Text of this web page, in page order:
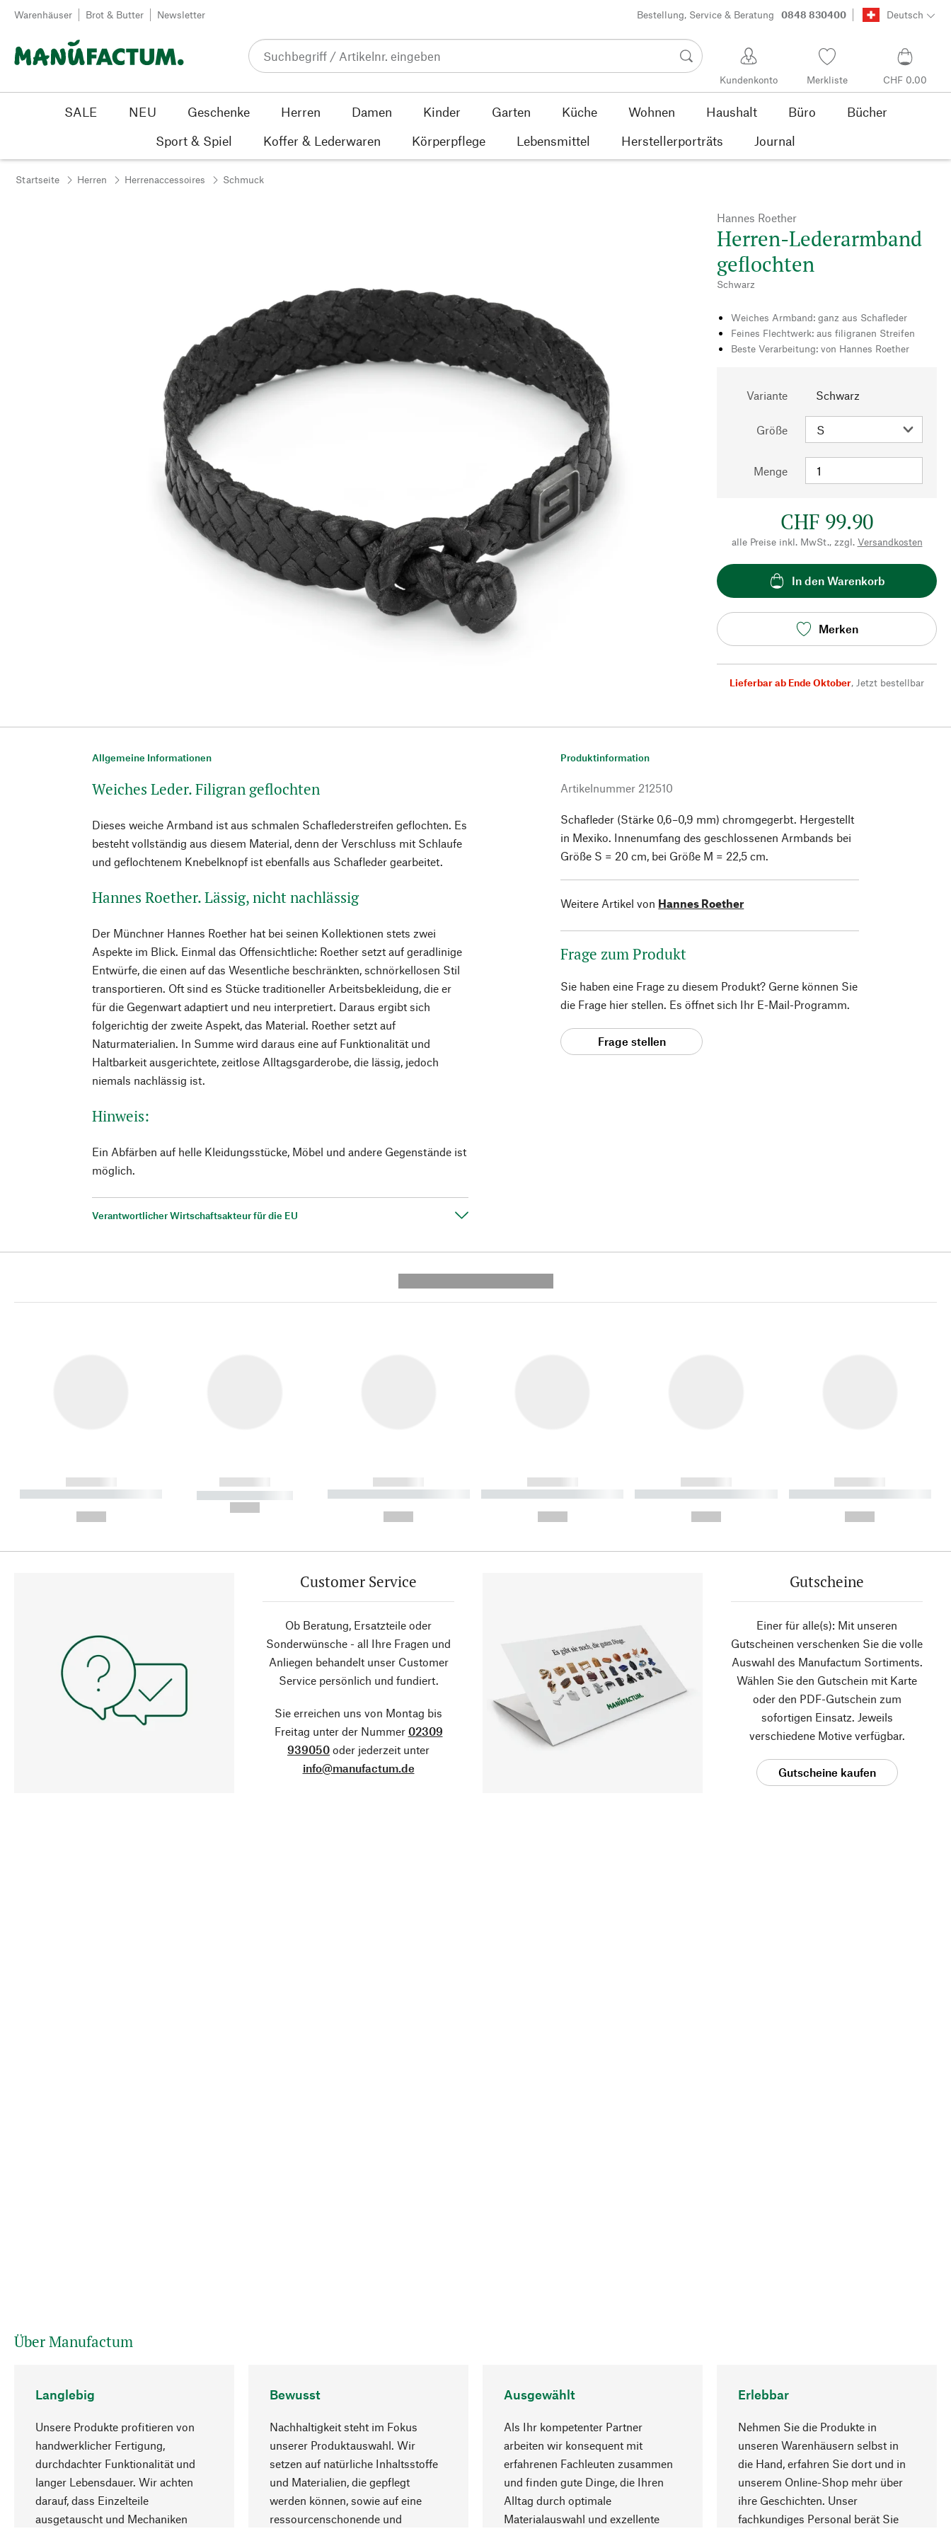
Zum Inhalt springen
Warenhäuser Brot & Butter Newsletter Bestellung, Service & Beratung 0848 830400 Deutsch
Kundenkonto Merkliste CHF 0.00
SALE NEU Geschenke Herren Damen Kinder Garten Küche Wohnen Haushalt Büro
Bücher
Sport & Spiel
Koffer & Lederwaren Körperpflege Lebensmittel Herstellerporträts Journal
Startseite Herren Herrenaccessoires Schmuck
Hannes Roether
Herren-Lederarmband
geflochten
Schwarz
Weiches Armband: ganz aus Schafleder
Feines Flechtwerk: aus filigranen Streifen
Beste Verarbeitung: von Hannes Roether
Variante Schwarz
Größe
Menge
CHF 99.90
alle Preise inkl. MwSt., zzgl. Versandkosten
In den Warenkorb
Merken
Lieferbar ab Ende Oktober, Jetzt bestellbar
Allgemeine Informationen
Weiches Leder. Filigran geflochten
Dieses weiche Armband ist aus schmalen Schaflederstreifen geflochten. Es
besteht vollständig aus diesem Material, denn der Verschluss mit Schlaufe
und geflochtenem Knebelknopf ist ebenfalls aus Schafleder gearbeitet.
Hannes Roether. Lässig, nicht nachlässig
Der Münchner Hannes Roether hat bei seinen Kollektionen stets zwei
Aspekte im Blick. Einmal das Offensichtliche: Roether setzt auf geradlinige
Entwürfe, die einen auf das Wesentliche beschränkten, schnörkellosen Stil
transportieren. Oft sind es Stücke traditioneller Arbeitsbekleidung, die er
für die Gegenwart adaptiert und neu interpretiert. Daraus ergibt sich
folgerichtig der zweite Aspekt, das Material. Roether setzt auf
Naturmaterialien. In Summe wird daraus eine auf Funktionalität und
Haltbarkeit ausgerichtete, zeitlose Alltagsgarderobe, die lässig, jedoch
niemals nachlässig ist.
Hinweis:
Ein Abfärben auf helle Kleidungsstücke, Möbel und andere Gegenstände ist
möglich.
Verantwortlicher Wirtschaftsakteur für die EU
Produktinformation
Artikelnummer 212510
Schafleder (Stärke 0,6–0,9 mm) chromgegerbt. Hergestellt
in Mexiko. Innenumfang des geschlossenen Armbands bei
Größe S = 20 cm, bei Größe M = 22,5 cm.
Weitere Artikel von Hannes Roether
Frage zum Produkt
Sie haben eine Frage zu diesem Produkt? Gerne können Sie
die Frage hier stellen. Es öffnet sich Ihr E-Mail-Programm.
Frage stellen
------------
----------- ----------- ----------
------------
----------- -----------
------------
----------- ----------- ----------
------------
----------- ----------- ----------
------------
----------- ----------- ----------
------------
----------- ----------- ----------
Customer Service
Ob Beratung, Ersatzteile oder
Sonderwünsche - all Ihre Fragen und
Anliegen behandelt unser Customer
Service persönlich und fundiert.
Sie erreichen uns von Montag bis
Freitag unter der Nummer 02309
939050 oder jederzeit unter
info@manufactum.de
Gutscheine
Einer für alle(s): Mit unseren
Gutscheinen verschenken Sie die volle
Auswahl des Manufactum Sortiments.
Wählen Sie den Gutschein mit Karte
oder den PDF-Gutschein zum
sofortigen Einsatz. Jeweils
verschiedene Motive verfügbar.
Gutscheine kaufen
Über Manufactum
Langlebig
Unsere Produkte profitieren von
handwerklicher Fertigung,
durchdachter Funktionalität und
langer Lebensdauer. Wir achten
darauf, dass Einzelteile
ausgetauscht und Mechaniken
Bewusst
Nachhaltigkeit steht im Fokus
unserer Produktauswahl. Wir
setzen auf natürliche Inhaltsstoffe
und Materialien, die gepflegt
werden können, sowie auf eine
ressourcenschonende und
Ausgewählt
Als Ihr kompetenter Partner
arbeiten wir konsequent mit
erfahrenen Fachleuten zusammen
und finden gute Dinge, die Ihren
Alltag durch optimale
Materialauswahl und exzellente
Erlebbar
Nehmen Sie die Produkte in
unseren Warenhäusern selbst in
die Hand, erfahren Sie dort und in
unserem Online-Shop mehr über
ihre Geschichten. Unser
fachkundiges Personal berät Sie